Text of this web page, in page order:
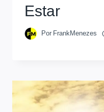
Estar
Por FrankMenezes